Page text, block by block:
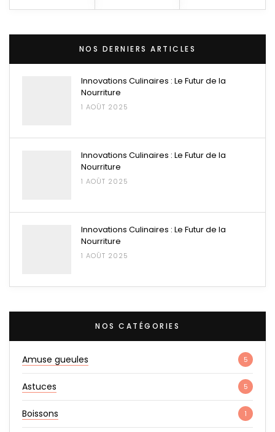
NOS DERNIERS ARTICLES
Innovations Culinaires : Le Futur de la
Nourriture
1 AOÛT 2025
Innovations Culinaires : Le Futur de la
Nourriture
1 AOÛT 2025
Innovations Culinaires : Le Futur de la
Nourriture
1 AOÛT 2025
NOS CATÉGORIES
Amuse gueules 5
Astuces 5
Boissons 1